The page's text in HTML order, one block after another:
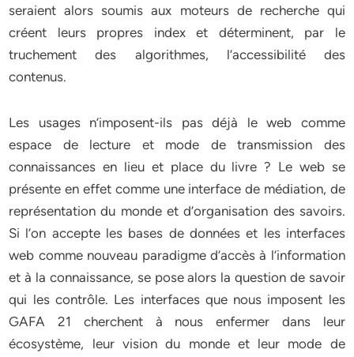
seraient alors soumis aux moteurs de recherche qui
créent leurs propres index et déterminent, par le
truchement des algorithmes, l’accessibilité des
contenus.
Les usages n’imposent-ils pas déjà le web comme
espace de lecture et mode de transmission des
connaissances en lieu et place du livre ? Le web se
présente en effet comme une interface de médiation, de
représentation du monde et d’organisation des savoirs.
Si l’on accepte les bases de données et les interfaces
web comme nouveau paradigme d’accès à l’information
et à la connaissance, se pose alors la question de savoir
qui les contrôle. Les interfaces que nous imposent les
GAFA 21 cherchent à nous enfermer dans leur
écosystème, leur vision du monde et leur mode de